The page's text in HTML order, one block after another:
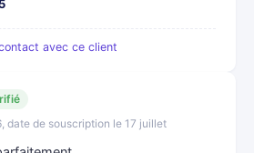
avec ce client
date de souscription le 17 juillet